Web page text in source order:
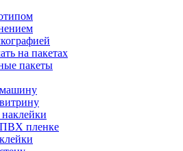
на пакетах
пакеты
пленке